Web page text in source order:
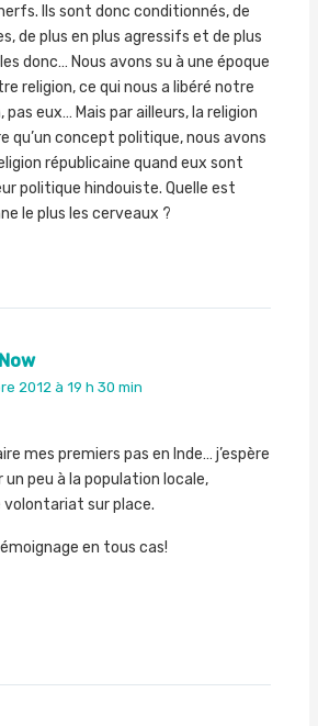
Ils sont donc conditionnés, de
de plus en plus agressifs et de plus
donc… Nous avons su à une époque
religion, ce qui nous a libéré notre
pas eux… Mais par ailleurs, la religion
qu’un concept politique, nous avons
républicaine quand eux sont
politique hindouiste. Quelle est
le plus les cerveaux ?
2012 à 19 h 30 min
mes premiers pas en Inde… j’espère
un peu à la population locale,
sur place.
en tous cas!